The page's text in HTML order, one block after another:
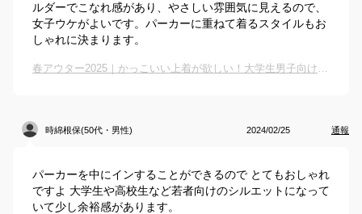
ルダーでこなれ感があり、やさしい雰囲気に見えるので、
女子ウケがよいです。パーカーに重ねて着るスタイルもお
しゃれに決まります。
春アウター2025｜かっこいい上着が欲しい！大学生男子向けのおすすめは？
時綿根保(50代・男性) 2024/02/25 通報
パーカーを中にインすることができるので とてもおしゃれ
ですよ 大学生や高校生など若者向けのシルエットになって
いて少し余裕感があります。